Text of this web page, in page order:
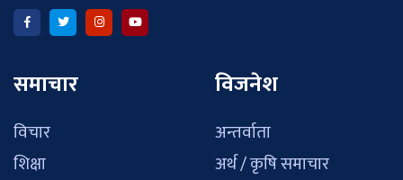
समाचार
विचार
शिक्षा
विजनेश
अन्तर्वाता
अर्थ / कृषि समाचार